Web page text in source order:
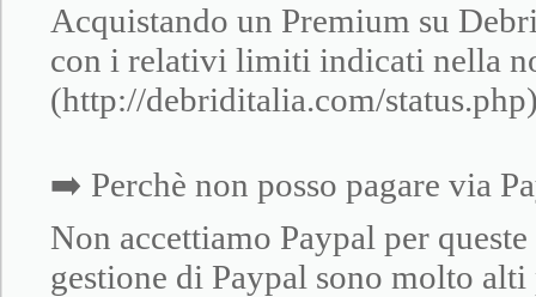
Acquistando un Premium su
con i relativi limiti indicati nella
(http://debriditalia.com/
➡️ Perchè non posso pagare via
Non accettiamo Paypal per
gestione di Paypal sono molto